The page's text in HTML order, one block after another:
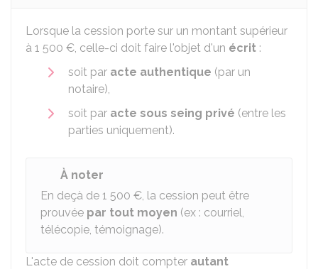
Lorsque la cession porte sur un montant supérieur
à 1 500 €, celle-ci doit faire l'objet d'un écrit :
soit par acte authentique (par un
notaire),
soit par acte sous seing privé (entre les
parties uniquement).
À noter
En deçà de 1 500 €, la cession peut être
prouvée par tout moyen (ex : courriel,
télécopie, témoignage).
L'acte de cession doit compter autant